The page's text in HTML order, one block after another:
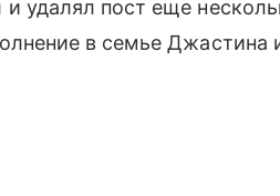
удалял пост еще
в семье